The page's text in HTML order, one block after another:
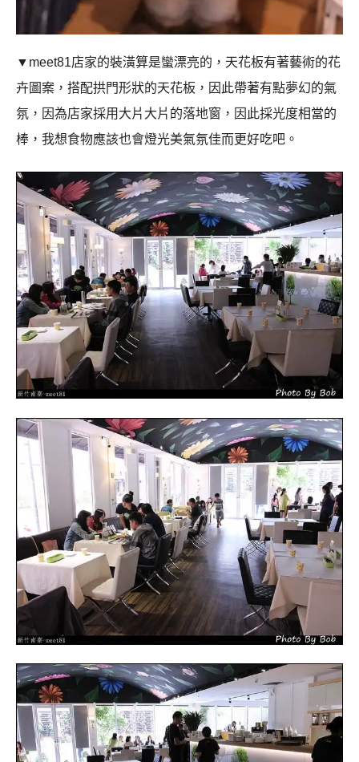
▼ meet81店家的裝潢算是蠻漂亮的，天花板有著藝術的花
卉圖案，搭配拱門形狀的天花板，因此帶著有點夢幻的氣
氛，因為店家採用大片大片的落地窗，因此採光度相當的
棒，我想食物應該也會燈光美氣氛佳而更好吃吧。